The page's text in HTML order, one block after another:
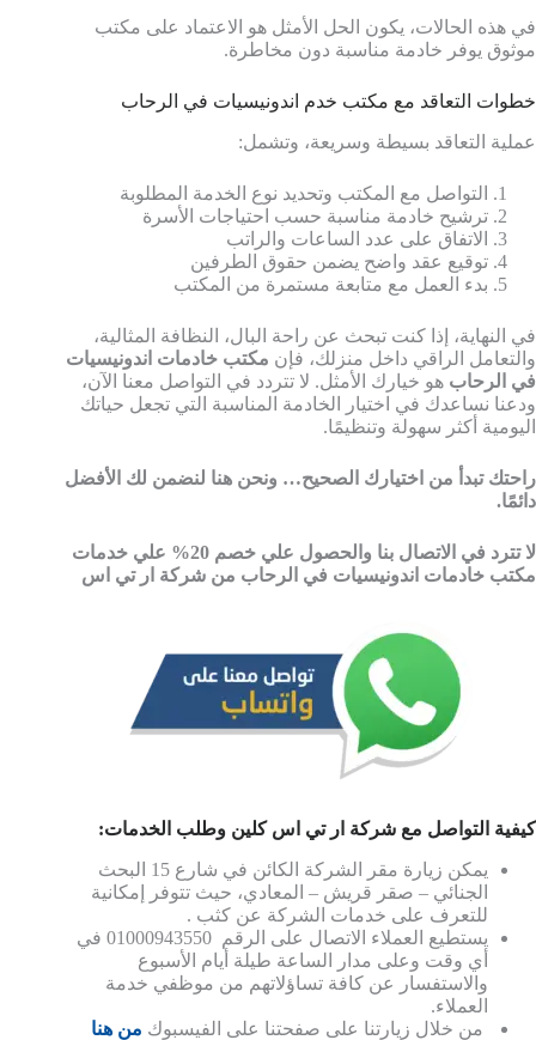
في هذه الحالات، يكون الحل الأمثل هو الاعتماد على مكتب
موثوق يوفر خادمة مناسبة دون مخاطرة.
خطوات التعاقد مع مكتب خدم اندونيسيات في الرحاب
عملية التعاقد بسيطة وسريعة، وتشمل:
التواصل مع المكتب وتحديد نوع الخدمة المطلوبة
ترشيح خادمة مناسبة حسب احتياجات الأسرة
الاتفاق على عدد الساعات والراتب
توقيع عقد واضح يضمن حقوق الطرفين
بدء العمل مع متابعة مستمرة من المكتب
في النهاية، إذا كنت تبحث عن راحة البال، النظافة المثالية،
والتعامل الراقي داخل منزلك، فإن مكتب خادمات اندونيسيات
في الرحاب هو خيارك الأمثل. لا تتردد في التواصل معنا الآن،
ودعنا نساعدك في اختيار الخادمة المناسبة التي تجعل حياتك
اليومية أكثر سهولة وتنظيمًا.
راحتك تبدأ من اختيارك الصحيح… ونحن هنا لنضمن لك الأفضل
دائمًا.
لا تترد في الاتصال بنا والحصول علي خصم 20% علي خدمات
مكتب خادمات اندونيسيات في الرحاب من شركة ار تي اس
كيفية التواصل مع شركة ار تي اس كلين وطلب الخدمات:
يمكن زيارة مقر الشركة الكائن في شارع 15 البحث
الجنائي – صقر قريش – المعادي، حيث تتوفر إمكانية
للتعرف على خدمات الشركة عن كثب .
يستطيع العملاء الاتصال على الرقم 01000943550 في
أي وقت وعلى مدار الساعة طيلة أيام الأسبوع
والاستفسار عن كافة تساؤلاتهم من موظفي خدمة
العملاء.
من خلال زيارتنا على صفحتنا على الفيسبوك من هنا